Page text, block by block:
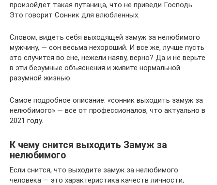
произойдет такая путаница, что не приведи Господь.
Это говорит Сонник для влюбленных.
Словом, видеть себя выходящей замуж за нелюбимого
мужчину, — сон весьма нехороший. И все же, лучше пусть
это случится во сне, нежели наяву, верно? Да и не верьте
в эти безумные объяснения и живите нормальной
разумной жизнью.
Самое подробное описание: «сонник выходить замуж за
нелюбимого» — все от профессионалов, что актуально в
2021 году.
К чему снится выходить Замуж за
нелюбимого
Если снится, что выходите замуж за нелюбимого
человека — это характеристика качеств личности,